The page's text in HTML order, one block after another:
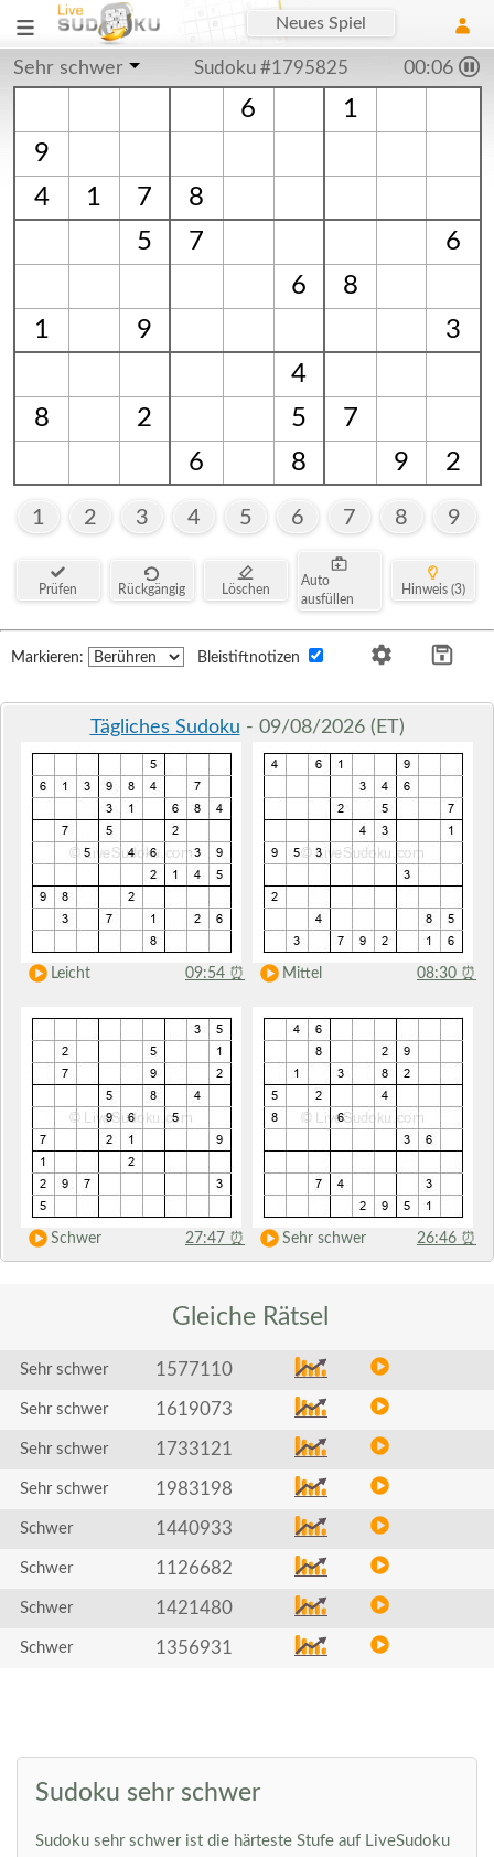
Neues Spiel
Sehr schwer Sudoku #1795825 00:06
6
1
9
4
1 7
8
5
7
6
6
8
1
9
3
4
8
2 5
7
6
8 9 2
1 2 3 4 5 6 7 8 9
Prüfen Rückgängig Löschen
Auto
ausfüllen
Hinweis (3)
Markieren: Bleistiftnotizen
Tägliches Sudoku - 09/08/2026 (ET)
Leicht 09:54 ⏰ Mittel 08:30 ⏰
Schwer 27:47 ⏰ Sehr schwer 26:46 ⏰
Gleiche Rätsel
Sehr schwer 1577110
Sehr schwer 1619073
Sehr schwer 1733121
Sehr schwer 1983198
Schwer 1440933
Schwer 1126682
Schwer 1421480
Schwer 1356931
Sudoku sehr schwer
Sudoku sehr schwer ist die härteste Stufe auf LiveSudoku